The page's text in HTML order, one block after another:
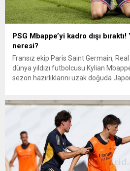
PSG Mbappe’yi kadro dışı bıraktı!
neresi?
Fransız ekip Paris Saint Germain,
dünya yıldızı futbolcusu Kylian
sezon hazırlıklarını uzak doğuda
Mbappe yer almadı. Real Madrid ile...